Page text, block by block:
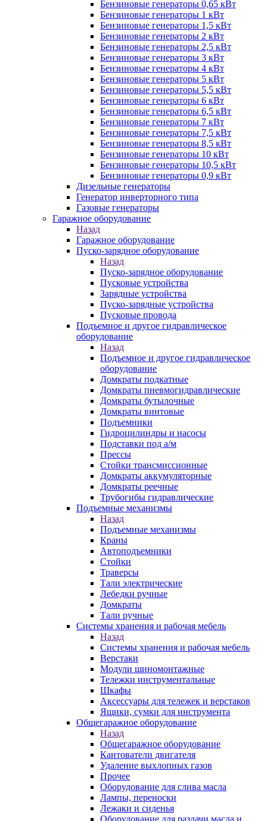
Бензиновые генераторы 0,65 кВт
Бензиновые генераторы 1 кВт
Бензиновые генераторы 1,5 кВт
Бензиновые генераторы 2 кВт
Бензиновые генераторы 2,5 кВт
Бензиновые генераторы 3 кВт
Бензиновые генераторы 4 кВт
Бензиновые генераторы 5 кВт
Бензиновые генераторы 5,5 кВт
Бензиновые генераторы 6 кВт
Бензиновые генераторы 6,5 кВт
Бензиновые генераторы 7 кВт
Бензиновые генераторы 7,5 кВт
Бензиновые генераторы 8,5 кВт
Бензиновые генераторы 10 кВт
Бензиновые генераторы 10,5 кВт
Бензиновые генераторы 0,9 кВт
Дизельные генераторы
Генератор инверторного типа
Газовые генераторы
Гаражное оборудование
Назад
Гаражное оборудование
Пуско-зарядное оборудование
Назад
Пуско-зарядное оборудование
Пусковые устройства
Зарядные устройства
Пуско-зарядные устройства
Пусковые провода
Подъемное и другое гидравлическое
оборудование
Назад
Подъемное и другое гидравлическое
оборудование
Домкраты подкатные
Домкраты пневмогидравлические
Домкраты бутылочные
Домкраты винтовые
Подъемники
Гидроцилиндры и насосы
Подставки под а/м
Прессы
Стойки трансмиссионные
Домкраты аккумуляторные
Домкраты реечные
Трубогибы гидравлические
Подъемные механизмы
Назад
Подъемные механизмы
Краны
Автоподъемники
Стойки
Траверсы
Тали электрические
Лебедки ручные
Домкраты
Тали ручные
Системы хранения и рабочая мебель
Назад
Системы хранения и рабочая мебель
Верстаки
Модули шиномонтажные
Тележки инструментальные
Шкафы
Аксессуары для тележек и верстаков
Ящики, сумки для инструмента
Общегаражное оборудование
Назад
Общегаражное оборудование
Кантователи двигателя
Удаление выхлопных газов
Прочее
Оборудование для слива масла
Лампы, переноски
Лежаки и сиденья
Оборудование для раздачи масла и